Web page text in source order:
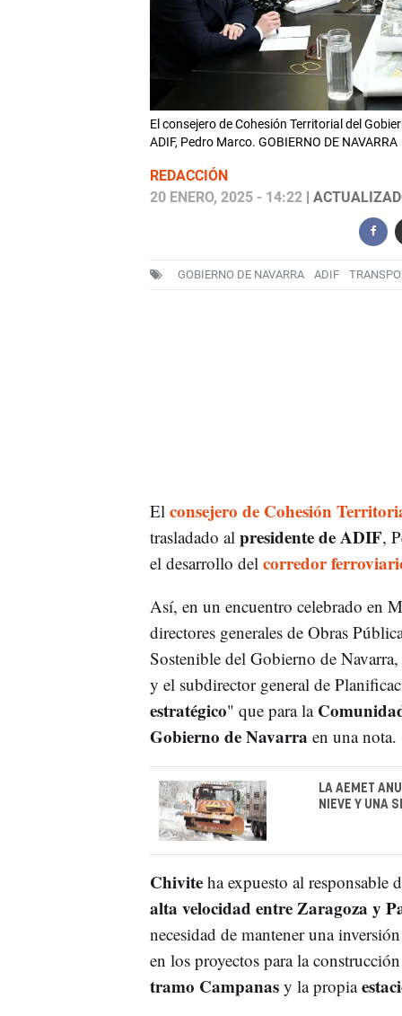
El consejero de Cohesión Territorial del
ADIF, Pedro Marco. GOBIERNO DE NAVARRA
REDACCIÓN
20 ENERO, 2025 - 14:22|
GOBIERNO DE NAVARRA ADIF
El consejero de Cohesión
trasladado al presidente de ADIF,
el desarrollo del corredor
Así, en un encuentro celebrado en
directores generales de Obras
Sostenible del Gobierno de
y el subdirector general de
estratégico" que para la
Gobierno de Navarra en una nota.
LA AEMET
NIEVE Y UNA
Chiviteha expuesto al responsable
alta velocidad entre Zaragoza y
necesidad de mantener una
en los proyectos para la
tramo Campanasy la propia